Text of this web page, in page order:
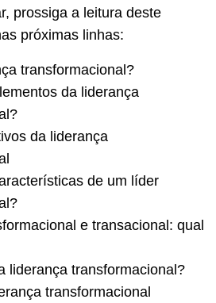
prossiga a leitura deste
próximas linhas:
transformacional?
da liderança
da liderança
de um líder
e transacional: qual
liderança transformacional?
transformacional